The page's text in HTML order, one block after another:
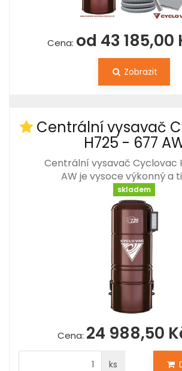
Cena: od 43 185,00
Zobrazit
Centrální vysavač
H725 - 677
Centrální vysavač Cyclovac
AW je vysoce výkonný a
skladem
Cena: 24 988,50
ks